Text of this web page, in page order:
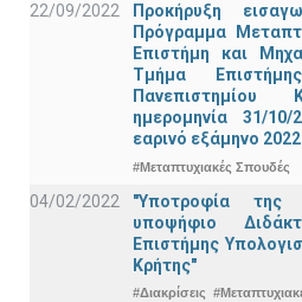
22/09/2022
Προκήρυξη
Πρόγραμμα
Επιστήμη και
Τμήμα
Πανεπιστημίου
ημερομηνία 31/
εαρινό εξάμηνο
#Μεταπτυχιακές Σπουδές
04/02/2022
"Υποτροφία
υποψήφιο
Επιστήμης
Κρήτης"
#Διακρίσεις